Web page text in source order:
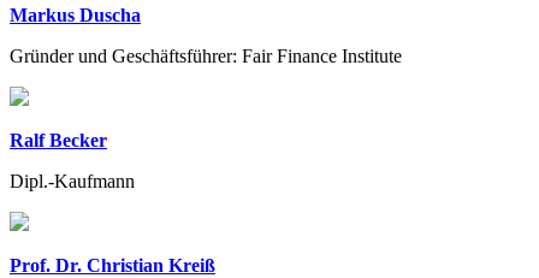
Markus Duscha
Gründer und Geschäftsführer: Fair Finance Institute
Ralf Becker
Dipl.-Kaufmann
Prof. Dr. Christian Kreiß